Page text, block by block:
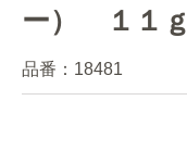
ー） １１ｇ
品番： 18481